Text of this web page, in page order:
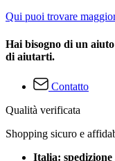
Qui puoi trovare
Hai bisogno di un
di aiutarti.
Contatto
Qualità verificata
Shopping sicuro e
Italia: